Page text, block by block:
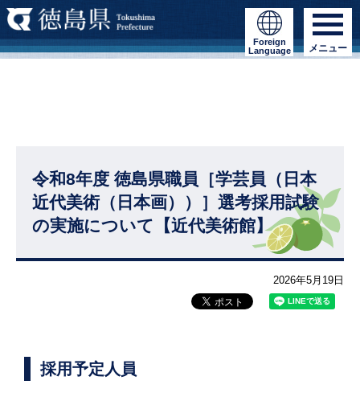
Foreign
Language
メニュー
令和8年度 徳島県職員［学芸員（日本
近代美術（日本画））］選考採用試験
の実施について【近代美術館】
2026年5月19日
採用予定人員